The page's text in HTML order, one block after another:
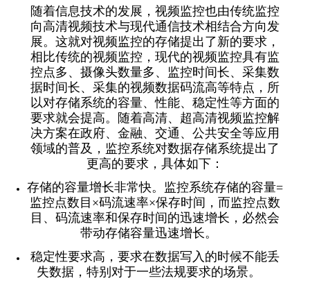
随着信息技术的发展，视频监控也由传统监控
向高清视频技术与现代通信技术相结合方向发
展。这就对视频监控的存储提出了新的要求，
相比传统的视频监控，现代的视频监控具有监
控点多、摄像头数量多、监控时间长、采集数
据时间长、采集的视频数据码流高等特点，所
以对存储系统的容量、性能、稳定性等方面的
要求就会提高。随着高清、超高清视频监控解
决方案在政府、金融、交通、公共安全等应用
领域的普及，监控系统对数据存储系统提出了
更高的要求，具体如下：
存储的容量增长非常快。监控系统存储的容量=
监控点数目×码流速率×保存时间，而监控点数
目、码流速率和保存时间的迅速增长，必然会
带动存储容量迅速增长。
稳定性要求高，要求在数据写入的时候不能丢
失数据，特别对于一些法规要求的场景。